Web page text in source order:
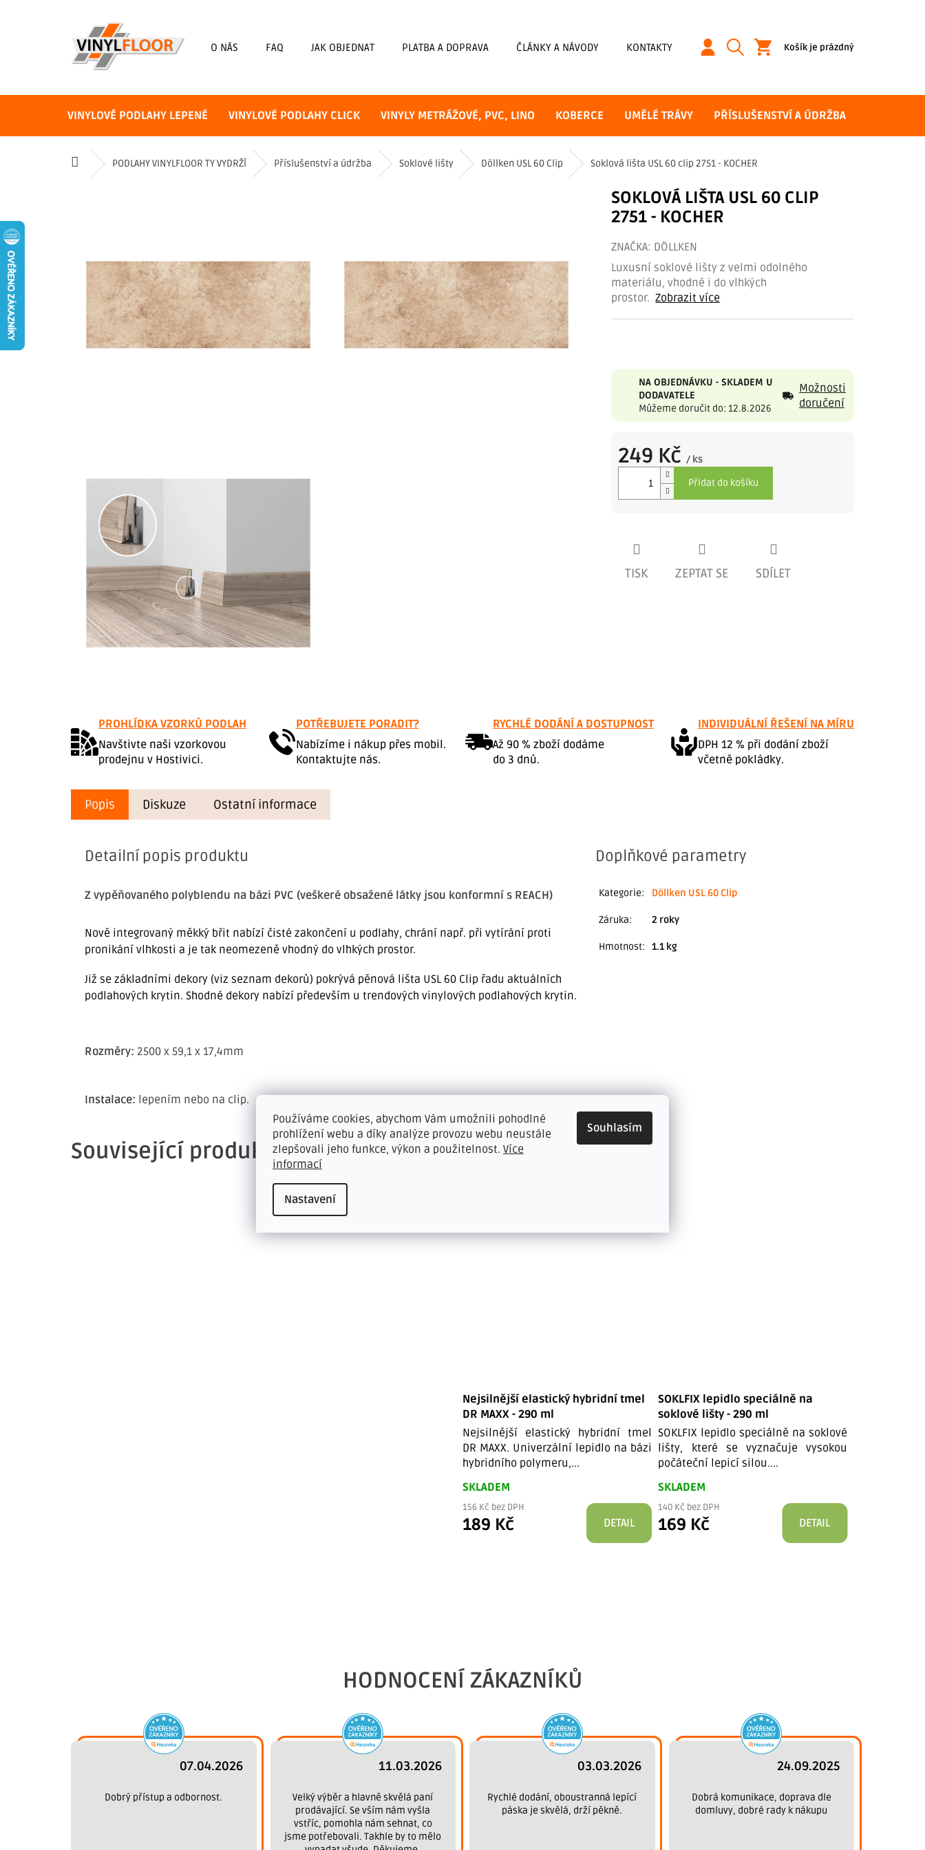
Používáme cookies, abychom Vám umožnili pohodlné
prohlížení webu a díky analýze provozu webu neustále
zlepšovali jeho funkce, výkon a použitelnost. Více
informací
Nastavení
Souhlasím
O NÁS FAQ JAK OBJEDNAT PLATBA A DOPRAVA ČLÁNKY A NÁVODY KONTAKTY
NÁKUPNÍ
Košík je prázdný
VINYLOVÉ PODLAHY LEPENÉ VINYLOVÉ PODLAHY CLICK VINYLY METRÁŽOVÉ, PVC, LINO KOBERCE UMĚLÉ TRÁVY PŘÍSLUŠENSTVÍ A ÚDRŽBA
Domů PODLAHY VINYLFLOOR TY VYDRŽÍ Příslušenství a údržba Soklové lišty Döllken USL 60 Clip Soklová lišta USL 60 clip 2751 - KOCHER
ZNAČKA: DÖLLKEN
SOKLOVÁ LIŠTA USL 60 CLIP
2751 - KOCHER
NA OBJEDNÁVKU - SKLADEM U
DODAVATELE
Můžeme doručit do: 12.8.2026
Možnosti
doručení
Luxusní soklové lišty z velmi odolného
materiálu, vhodné i do vlhkých
prostor. Zobrazit více
TISK ZEPTAT SE SDÍLET
249 Kč/ ks
cena:
Přidat do košíku
PROHLÍDKA VZORKŮ PODLAH
Navštivte naši vzorkovou
prodejnu v Hostivici.
POTŘEBUJETE PORADIT?
Nabízíme i nákup přes mobil.
Kontaktujte nás.
RYCHLÉ DODÁNÍ A DOSTUPNOST
Až 90 % zboží dodáme
do 3 dnů.
INDIVIDUÁLNÍ ŘEŠENÍ NA MÍRU
DPH 12 % při dodání zboží
včetně pokládky.
Popis Diskuze Ostatní informace
Detailní popis produktu
Z vypěňovaného polyblendu na bázi PVC (veškeré obsažené látky jsou konformní s REACH)
Nově integrovaný měkký břit nabízí čisté zakončení u podlahy, chrání např. při vytírání proti
pronikání vlhkosti a je tak neomezeně vhodný do vlhkých prostor.
Již se základními dekory (viz seznam dekorů) pokrývá pěnová lišta USL 60 Clip řadu aktuálních
podlahových krytin. Shodné dekory nabízí především u trendových vinylových podlahových krytin.
Rozměry: 2500 x 59,1 x 17,4mm
Instalace: lepením nebo na clip.
Doplňkové parametry
Kategorie: Döllken USL 60 Clip
Záruka: 2 roky
Hmotnost: 1.1 kg
Související produkty
SOKLFIX lepidlo speciálně na
soklové lišty - 290 ml
SOKLFIX lepidlo speciálně na soklové
lišty, které se vyznačuje vysokou
počáteční lepicí silou....
SKLADEM
140 Kč bez DPH
169 Kč DETAIL
Nejsilnější elastický hybridní tmel
DR MAXX - 290 ml
Nejsilnější elastický hybridní tmel
DR MAXX. Univerzální lepidlo na bázi
hybridního polymeru,...
SKLADEM
156 Kč bez DPH
189 Kč DETAIL
HODNOCENÍ ZÁKAZNÍKŮ
07.04.2026
Dobrý přístup a odbornost.
11.03.2026
Velký výběr a hlavně skvělá paní
prodávající. Se vším nám vyšla
vstříc, pomohla nám sehnat, co
jsme potřebovali. Takhle by to mělo
03.03.2026
Rychlé dodání, oboustranná lepící
páska je skvělá, drží pěkně.
24.09.2025
Dobrá komunikace, doprava dle
domluvy, dobré rady k nákupu